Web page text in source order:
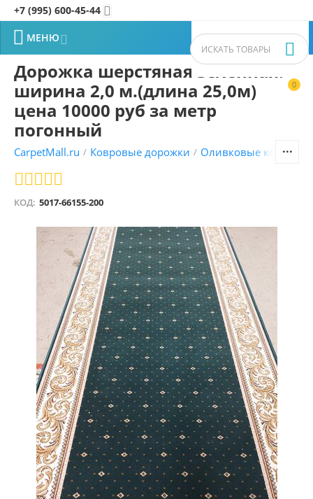
+7 (995) 600-45-44 
0


 МЕНЮ
Дорожка шерстяная зеленная.
ширина 2,0 м.(длина 25,0м)
цена 10000 руб за метр
погонный
CarpetMall.ru / Ковровые дорожки / Оливковые
КОД: 5017-66155-200